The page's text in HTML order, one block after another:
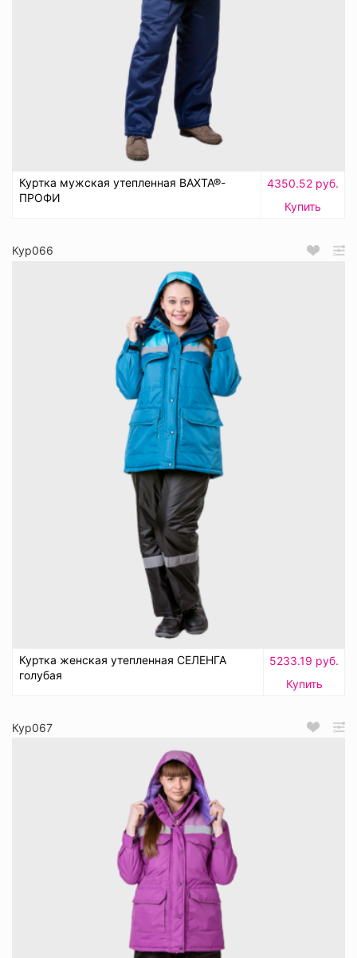
Куртка мужская утепленная ВАХТА®-
ПРОФИ
4350.52 руб.
Купить
Кур066
Куртка женская утепленная СЕЛЕНГА
голубая
5233.19 руб.
Купить
Кур067